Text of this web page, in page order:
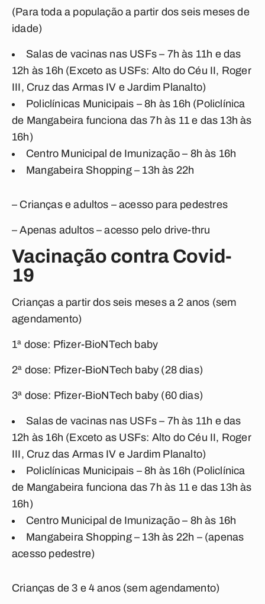
(Para toda a população a partir dos seis meses de
idade)
Salas de vacinas nas USFs – 7h às 11h e das
12h às 16h (Exceto as USFs: Alto do Céu II, Roger
III, Cruz das Armas IV e Jardim Planalto)
Policlínicas Municipais – 8h às 16h (Policlínica
de Mangabeira funciona das 7h às 11 e das 13h às
16h)
Centro Municipal de Imunização – 8h às 16h
Mangabeira Shopping – 13h às 22h
– Crianças e adultos – acesso para pedestres
– Apenas adultos – acesso pelo drive-thru
Vacinação contra Covid-
19
Crianças a partir dos seis meses a 2 anos (sem
agendamento)
1ª dose: Pfizer-BioNTech baby
2ª dose: Pfizer-BioNTech baby (28 dias)
3ª dose: Pfizer-BioNTech baby (60 dias)
Salas de vacinas nas USFs – 7h às 11h e das
12h às 16h (Exceto as USFs: Alto do Céu II, Roger
III, Cruz das Armas IV e Jardim Planalto)
Policlínicas Municipais – 8h às 16h (Policlínica
de Mangabeira funciona das 7h às 11 e das 13h às
16h)
Centro Municipal de Imunização – 8h às 16h
Mangabeira Shopping – 13h às 22h – (apenas
acesso pedestre)
Crianças de 3 e 4 anos (sem agendamento)